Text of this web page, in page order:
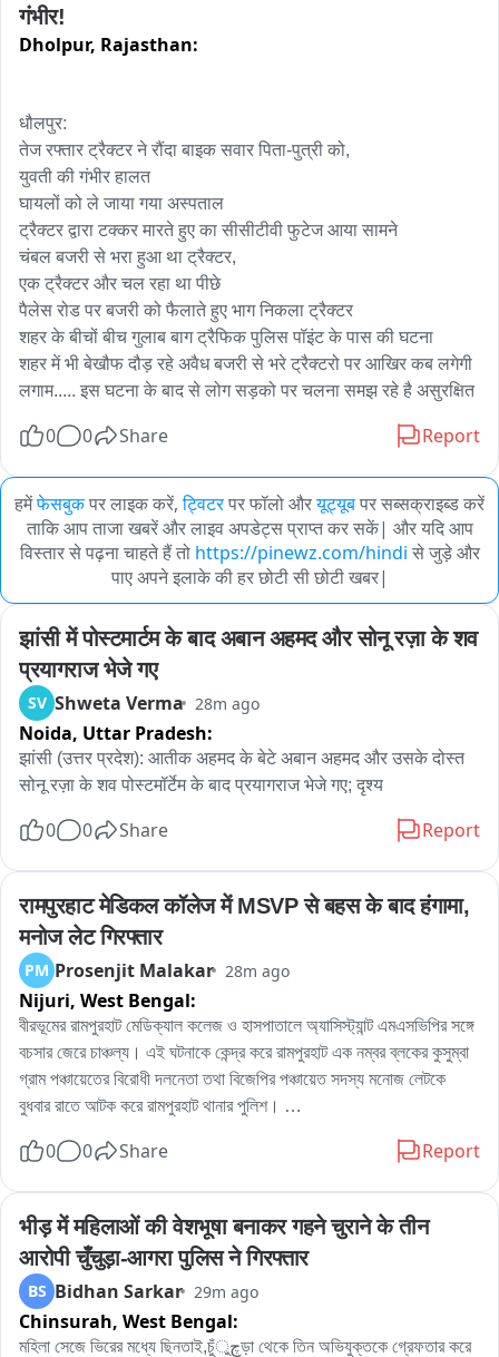
गंभीर!
Dholpur, Rajasthan:
धौलपुर:
तेज रफ्तार ट्रैक्टर ने रौंदा बाइक सवार पिता-पुत्री को,
युवती की गंभीर हालत
घायलों को ले जाया गया अस्पताल
ट्रैक्टर द्वारा टक्कर मारते हुए का सीसीटीवी फुटेज आया सामने
चंबल बजरी से भरा हुआ था ट्रैक्टर,
एक ट्रैक्टर और चल रहा था पीछे
पैलेस रोड पर बजरी को फैलाते हुए भाग निकला ट्रैक्टर
शहर के बीचों बीच गुलाब बाग ट्रैफिक पुलिस पॉइंट के पास की घटना
शहर में भी बेखौफ दौड़ रहे अवैध बजरी से भरे ट्रैक्टरो पर आखिर कब लगेगी
लगाम..... इस घटना के बाद से लोग सड़को पर चलना समझ रहे है असुरक्षित
0 0 Share Report
हमेंफेसबुकपर लाइक करें, ट्विटरपर फॉलो औरयूट्यूबपर सब्सक्राइब्ड करें
ताकि आप ताजा खबरें और लाइव अपडेट्स प्राप्त कर सकें| और यदि आप
विस्तार से पढ़ना चाहते हैं तो https://pinewz.com/hindi से जुड़े और
पाए अपने इलाके की हर छोटी सी छोटी खबर|
झांसी में पोस्टमार्टम के बाद अबान अहमद और सोनू रज़ा के शव
प्रयागराज भेजे गए
SV Shweta Verma 28m ago
Noida, Uttar Pradesh:
झांसी (उत्तर प्रदेश): आतीक अहमद के बेटे अबान अहमद और उसके दोस्त
सोनू रज़ा के शव पोस्टमॉर्टेम के बाद प्रयागराज भेजे गए; दृश्य
0 0 Share Report
रामपुरहाट मेडिकल कॉलेज में MSVP से बहस के बाद हंगामा,
मनोज लेट गिरफ्तार
PM Prosenjit Malakar 28m ago
Nijuri, West Bengal:
বীরভূমের রামপুরহাট মেডিক্যাল কলেজ ও হাসপাতালে অ্যাসিস্ট্যান্ট এমএসভিপির সঙ্গে
বচসার জেরে চাঞ্চল্য। এই ঘটনাকে কেন্দ্র করে রামপুরহাট এক নম্বর ব্লকের কুসুম্বা
গ্রাম পঞ্চায়েতের বিরোধী দলনেতা তথা বিজেপির পঞ্চায়েত সদস্য মনোজ লেটকে
বুধবার রাতে আটক করে রামপুরহাট থানার পুলিশ।
বিজেপির একাধিক নেতৃত্ব ও কর্মীরা। তাঁরা মনোজ লেটকে কোন অভিযোগে আটক
পর পরিস্থিতি স্বাভাবিক হয়।পরে প্রয়োজনীয় প্রক্রিয়া সম্পন্ন করে এদিন সকালে
বিজেপির বিরোধী দলনেতা মনোজ লেটকে ছেড়ে দেয় রামপুরহাট থানার পুলিশ।
0 0 Share Report
भीड़ में महिलाओं की वेशभूषा बनाकर गहने चुराने के तीन
आरोपी चुँचुड़ा-आगरा पुलिस ने गिरफ्तार
BS Bidhan Sarkar 29m ago
Chinsurah, West Bengal:
মহিলা সেজে ভিরের মধ্যে ছিনতাই,চুঁچুড়া থেকে তিন অভিযুক্তকে গ্রেফতার করে